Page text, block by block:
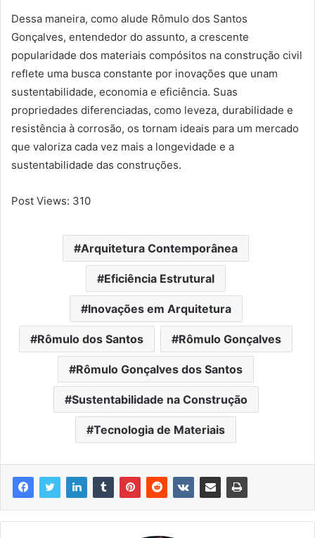
Dessa maneira, como alude Rômulo dos Santos
Gonçalves, entendedor do assunto, a crescente
popularidade dos materiais compósitos na construção civil
reflete uma busca constante por inovações que unam
sustentabilidade, economia e eficiência. Suas
propriedades diferenciadas, como leveza, durabilidade e
resistência à corrosão, os tornam ideais para um mercado
que valoriza cada vez mais a longevidade e a
sustentabilidade das construções.
Post Views: 310
Arquitetura Contemporânea
Eficiência Estrutural
Inovações em Arquitetura
Rômulo dos Santos Rômulo Gonçalves
Rômulo Gonçalves dos Santos
Sustentabilidade na Construção
Tecnologia de Materiais